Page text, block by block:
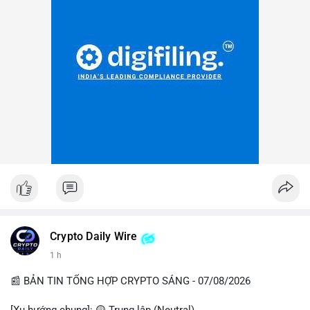
Crypto Daily Wire
1 h
📰 BẢN TIN TỔNG HỢP CRYPTO SÁNG - 07/08/2026